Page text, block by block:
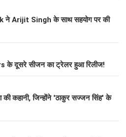
Arijit Singh के साथ सहयोग पर की
के दूसरे सीजन का ट्रेलर हुआ रिलीज!
की कहानी, जिन्होंने 'ठाकुर सज्जन सिंह' के